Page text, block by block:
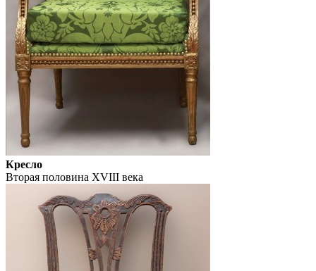
Кресло
Вторая половина XVIII века